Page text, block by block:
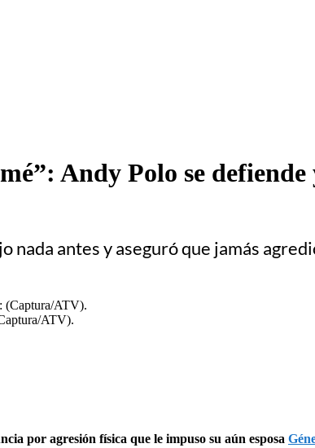
Andy Polo se
nada antes y aseguró que jamás
ATV).
por agresión física que le impuso su aún esposa